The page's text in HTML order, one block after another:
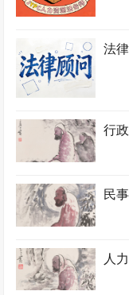
法
行
民
人